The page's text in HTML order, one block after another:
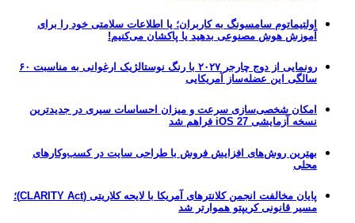
اولتیماتوم سامسونگ به کاربران؛ یا اطلاعات سلامتی خود را برای
آموزش هوش مصنوعی بدهید یا پاکشان می‌کنیم!
رونمایی از دوج چارجر ۲۰۲۷ با رنگ نوستالژیک ارغوانی به مناسبت ۶۰
سالگی این عضله‌ساز آمریکایی
امکان شخصی‌سازی سرعت و میزان احساسات سیری در جدیدترین
نسخه آزمایشی iOS 27 فراهم شد
بهترین روش‌های افزایش فروش با طراحی سایت در کسب‌وکارهای
محلی
پایان مخالفت انجمن کلانترهای آمریکا با لایحه کلاریتی (CLARITY Act)؛
مسیر قانونی کریپتو هموارتر شد